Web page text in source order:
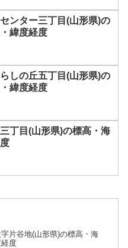
ンター三丁目(山形県)の
緯度経度
しの丘五丁目(山形県)の
緯度経度
丁目(山形県)の標高・海
片谷地(山形県)の標高・海
度